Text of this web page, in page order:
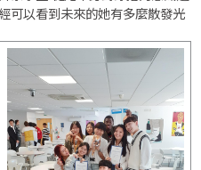
可以看到未來的她有多麼散發光